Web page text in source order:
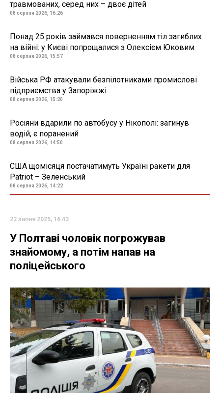
травмованих, серед них – двоє дітей
08 серпня 2026, 16:26
Понад 25 років займався поверненням тіл загиблих
на війні: у Києві попрощалися з Олексієм Юковим
08 серпня 2026, 15:57
Війська РФ атакували безпілотниками промислові
підприємства у Запоріжжі
08 серпня 2026, 15:20
Росіяни вдарили по автобусу у Нікополі: загинув
водій, є поранений
08 серпня 2026, 14:50
США щомісяця постачатимуть Україні ракети для
Patriot – Зеленський
08 серпня 2026, 14:22
22 липня 2025, 16:43
У Полтаві чоловік погрожував
знайомому, а потім напав на
поліцейського